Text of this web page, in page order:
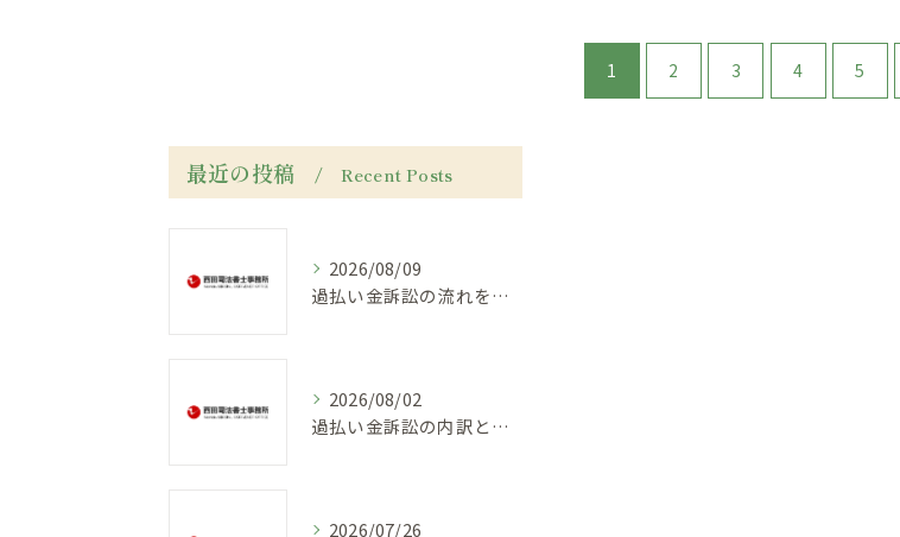
1 2 3 4 5
最近の投稿 Recent Posts
2026/08/09
過払い金訴訟の流れを実例で解説し手続き期間や回収時期を知る
2026/08/02
過払い金訴訟の内訳と大阪府で押さえるべき費用と回収率の実態を徹底解説
2026/07/26